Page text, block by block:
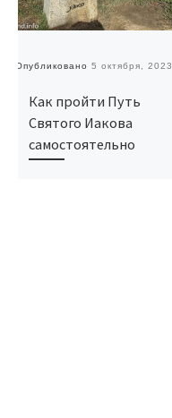
Опубликовано 5 октября, 2023
Как пройти Путь
Святого Иакова
самостоятельно